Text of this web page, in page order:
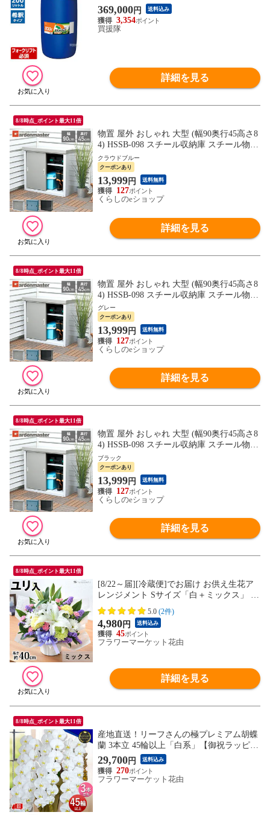
除草剤 グリホサート 農薬 ガーデニング 雑
草 対策 雑草対策 プロ 業務用 大容量 広範
囲 薬剤 薬 安心 ミカン 果樹 経済的 噴霧器
369,000円 送料込み
3,354
買援隊
詳細を見る
8/8時点_ポイント最大11倍
物置 屋外 おしゃれ 大型 (幅90奥行45高さ8
4) HSSB-098 スチール収納庫 スチール物置
物置き 大容量 山善 YAMAZEN ガーデンマ
スター 【送料無料】
クラウドブルー
クーポンあり
13,999円 送料無料
127
くらしのeショップ
詳細を見る
8/8時点_ポイント最大11倍
物置 屋外 おしゃれ 大型 (幅90奥行45高さ8
4) HSSB-098 スチール収納庫 スチール物置
物置き 大容量 山善 YAMAZEN ガーデンマ
スター 【送料無料】
グレー
クーポンあり
13,999円 送料無料
127
くらしのeショップ
詳細を見る
8/8時点_ポイント最大11倍
物置 屋外 おしゃれ 大型 (幅90奥行45高さ8
4) HSSB-098 スチール収納庫 スチール物置
物置き 大容量 山善 YAMAZEN ガーデンマ
スター 【送料無料】
ブラック
クーポンあり
13,999円 送料無料
127
くらしのeショップ
詳細を見る
8/8時点_ポイント最大11倍
[8/22～届][冷蔵便]でお届け お供え生花ア
レンジメント Sサイズ「白＋ミックス」 フ
ラワーアレンジ 仏花 供花 お悔み お盆 新
盆 初盆
5.0 (2件)
4,980円 送料込み
45
フラワーマーケット花由
詳細を見る
8/8時点_ポイント最大11倍
産地直送！リーフさんの極プレミアム胡蝶
蘭 3本立 45輪以上「白系」【御祝ラッピン
グ】※北海道・沖縄はお届け不可 花由
29,700円 送料込み
270
フラワーマーケット花由